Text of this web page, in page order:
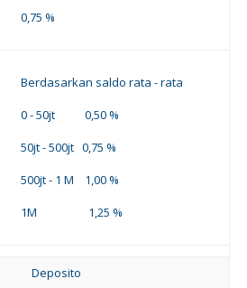
0,75 %
Berdasarkan saldo rata - rata
0 - 50jt 0,50 %
50jt - 500jt 0,75 %
500jt - 1 M 1,00 %
1M 1,25 %
Deposito